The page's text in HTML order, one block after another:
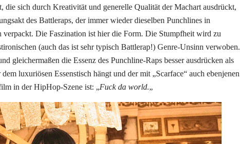
sich durch Kreativität und generelle Qualität der Machart ausdrückt,
des Battleraps, der immer wieder dieselben Punchlines in
verpackt. Die Faszination ist hier die Form. Die Stumpfheit wird zu
(auch das ist sehr typisch Battlerap!) Genre-Unsinn verwoben.
gleichermaßen die Essenz des Punchline-Raps besser ausdrücken als
luxuriösen Essenstisch hängt und der mit „Scarface“ auch ebenjenen
in der HipHop-Szene ist: „Fuck da world.„